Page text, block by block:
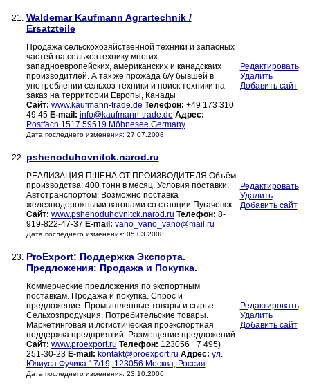
21. Waldemar Kaufmann Agrartechnik /
Ersatzteile
Продажа сельскохозяйственной техники и запасных
частей на сельхозтехнику многих
западноевропейских, американских и канадскаих
производитлей. А так же прожада б/у бывшей в
употреблении сельхоз техники и поиск техники на
заказ на территории Европы, Канады
Сайт: www.kaufmann-trade.de Телефон: +49 173 310
49 45 E-mail: info@kaufmann-trade.de Адрес:
Postfach 1517 59519 Möhnesee Germany
Дата последнего изменения: 27.07.2008
Редактировать
Удалить
Добавить сайт
22. pshenoduhovnitck.narod.ru
РЕАЛИЗАЦИЯ ПШЕНА ОТ ПРОИЗВОДИТЕЛЯ Объём
производства: 400 тонн в месяц. Условия поставки:
Автотранспортом; Возможно поставка
железнодорожными вагонами со станции Пугачевск.
Сайт: www.pshenoduhovnitck.narod.ru Телефон: 8-
919-822-47-37 E-mail: vano_vano_vano@mail.ru
Дата последнего изменения: 05.03.2008
Редактировать
Удалить
Добавить сайт
23. ProExport: Поддержка Экспорта.
Предложения: Продажа и Покупка.
Коммерческие предложения по экспортным
поставкам. Продажа и покупка. Спрос и
предложение. Промышленные товары и сырье.
Сельхозпродукция. Потребительские товары.
Маркетинговая и логистическая проэкспортная
поддержка предприятий. Размещение предложений.
Сайт: www.proexport.ru Телефон: 123056 +7 495)
251-30-23 E-mail: kontakt@proexport.ru Адрес: ул.
Юлиуса Фучика 17/19, 123056 Москва, Россия
Дата последнего изменения: 23.10.2006
Редактировать
Удалить
Добавить сайт